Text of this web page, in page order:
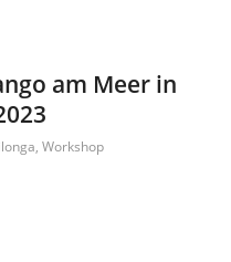
am Meer in
, Workshop